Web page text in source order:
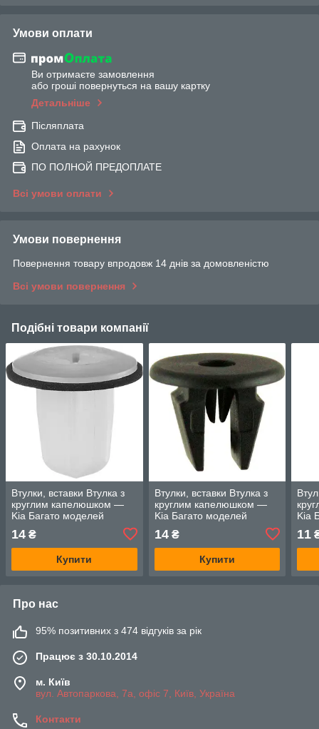
Умови оплати
Ви отримаєте замовлення
або гроші повернуться на вашу картку
Детальніше
Післяплата
Оплата на рахунок
ПО ПОЛНОЙ ПРЕДОПЛАТЕ
Всі умови оплати
Умови повернення
Повернення товару впродовж 14 днів за домовленістю
Всі умови повернення
Подібні товари компанії
Втулки, вставки Втулка з
круглим капелюшком —
Kia Багато моделей
14 ₴
Купити
Втулки, вставки Втулка з
круглим капелюшком —
Kia Багато моделей
14₴
Купити
Kia
11
Про нас
95% позитивних з 474 відгуків за рік
Працює з 30.10.2014
м. Київ
вул. Автопаркова, 7а, офіс 7, Київ, Україна
Контакти